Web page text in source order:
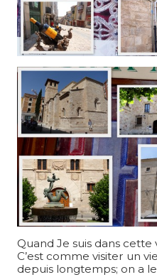
Quand Je suis dans cette
C’est comme visiter un
depuis longtemps; on a